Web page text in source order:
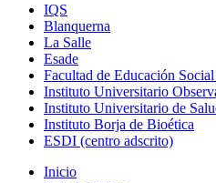
IQS
Blanquerna
La Salle
Esade
Facultad de Educación
Instituto Universitario
Instituto Universitario de
Instituto Borja de Bioética
ESDI (centro adscrito)
Inicio